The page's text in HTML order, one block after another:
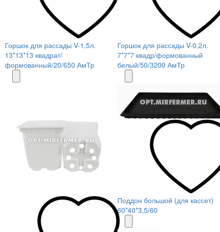
Горшок для рассады V-1,5л.
13*13*13 квадрат/
формованный/20/650 АмТр
Горшок для рассады V-0,2л.
7*7*7 квадр/формованный
белый/50/3200 АмТр
Поддон большой (для кассет)
60*40*3,5/60